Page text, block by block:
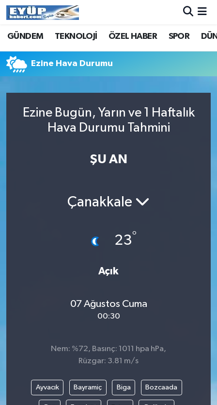
GÜNDEM TEKNOLOJİ ÖZEL HABER SPOR
Ezine Hava Durumu
Ezine Bugün, Yarın ve 1 Haftalık
Hava Durumu Tahmini
ŞU AN
Çanakkale
23°
Açık
07 Ağustos Cuma
00:30
Nem: %72, Basınç: 1011 hpa hPa,
Rüzgar: 3.81 m/s
Ayvacık Bayramiç Biga Bozcaada